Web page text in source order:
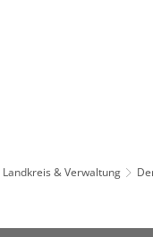
Landkreis & Verwaltung